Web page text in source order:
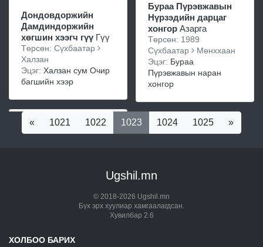
Дондовдоржийн
Дамдиндоржийн
хөгшин хээгч гүү Гүү
Төрсөн: Сүхбаатар
Халзан
Эцэг: Халзан сум Очир
багшийн хээр
Бураа Пүрэвжавын
Нүрзэдийн дарцаг
хонгор Азарга
Төрсөн: 1989
Сүхбаатар
Мөнххаан
Эцэг: Бураа
Пүрэвжавын наран
хонгор
« 1021 1022 1023 1024 1025 »
Ugshil.mn
© 2018-2026 Ugshil.mn
Бүх эрх хуулиар хамгаалагдсан.
Хувилбар 2.6
ХОЛБОО БАРИХ